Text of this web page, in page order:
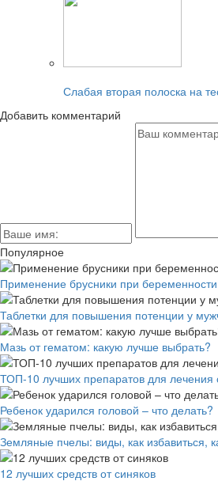
Слабая вторая полоска на
Добавить комментарий
Популярное
Применение брусники при беременности
Таблетки для повышения потенции у
Мазь от гематом: какую лучше выбрать?
ТОП-10 лучших препаратов для лечения
Ребенок ударился головой – что делать?
Земляные пчелы: виды, как избавиться,
12 лучших средств от синяков